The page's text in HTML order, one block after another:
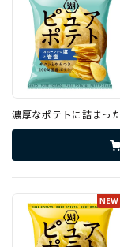
濃厚なポテトに詰まっ